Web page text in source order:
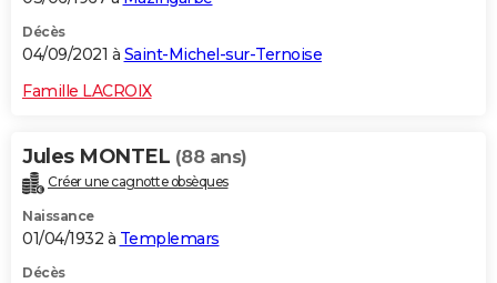
Décès
04/09/2021 à Saint-Michel-sur-Ternoise
Famille LACROIX
Jules MONTEL (88 ans)
Créer une cagnotte obsèques
Naissance
01/04/1932 à Templemars
Décès